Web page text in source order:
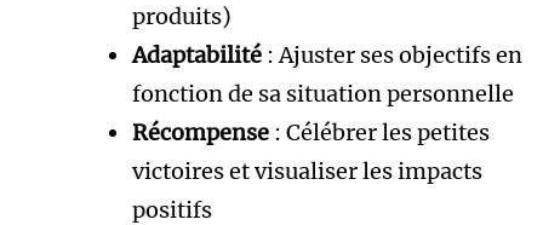
produits)
Adaptabilité : Ajuster ses objectifs en
fonction de sa situation personnelle
Récompense : Célébrer les petites
victoires et visualiser les impacts
positifs